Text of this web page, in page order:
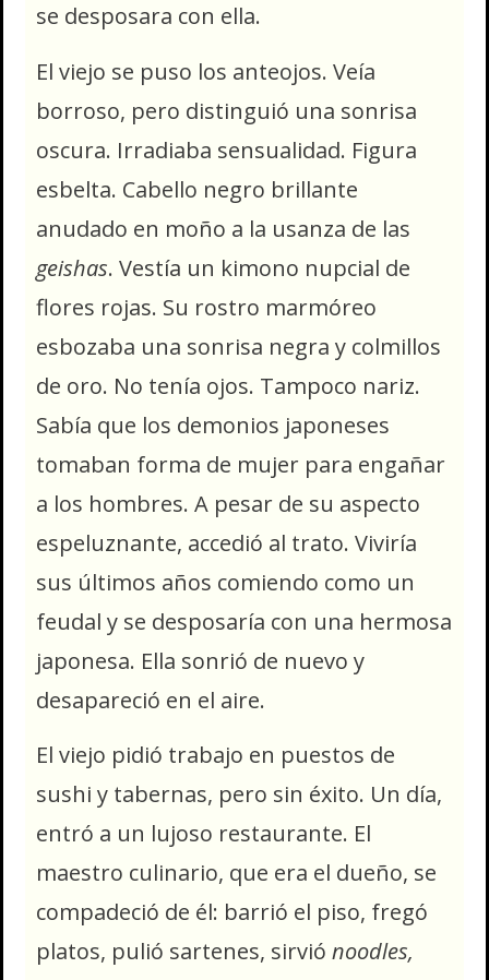
se desposara con ella.
El viejo se puso los anteojos. Veía
borroso, pero distinguió una sonrisa
oscura. Irradiaba sensualidad. Figura
esbelta. Cabello negro brillante
anudado en moño a la usanza de las
geishas. Vestía un kimono nupcial de
flores rojas. Su rostro marmóreo
esbozaba una sonrisa negra y colmillos
de oro. No tenía ojos. Tampoco nariz.
Sabía que los demonios japoneses
tomaban forma de mujer para engañar
a los hombres. A pesar de su aspecto
espeluznante, accedió al trato. Viviría
sus últimos años comiendo como un
feudal y se desposaría con una hermosa
japonesa. Ella sonrió de nuevo y
desapareció en el aire.
El viejo pidió trabajo en puestos de
sushi y tabernas, pero sin éxito. Un día,
entró a un lujoso restaurante. El
maestro culinario, que era el dueño, se
compadeció de él: barrió el piso, fregó
platos, pulió sartenes, sirvió noodles,